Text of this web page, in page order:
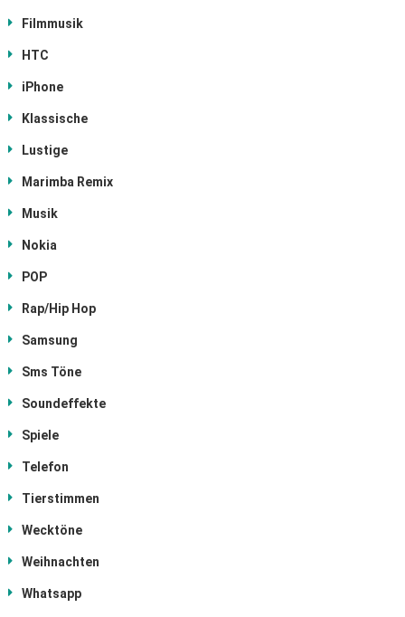
Filmmusik
HTC
iPhone
Klassische
Lustige
Marimba Remix
Musik
Nokia
POP
Rap/Hip Hop
Samsung
Sms Töne
Soundeffekte
Spiele
Telefon
Tierstimmen
Wecktöne
Weihnachten
Whatsapp